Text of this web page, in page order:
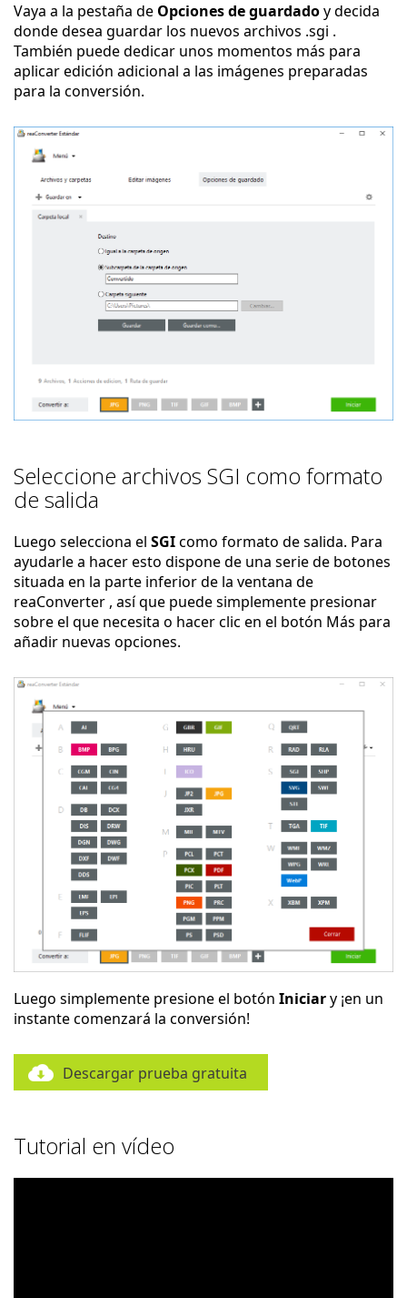
Vaya a la pestaña de Opciones de guardadoy decida
donde desea guardar los nuevos archivos .sgi .
También puede dedicar unos momentos más para
aplicar edición adicional a las imágenes preparadas
para la conversión.
Seleccione archivos SGI como formato
de salida
Luego selecciona el SGIcomo formato de salida. Para
ayudarle a hacer esto dispone de una serie de botones
situada en la parte inferior de la ventana de
reaConverter , así que puede simplemente presionar
sobre el que necesita o hacer clic en el botón Más para
añadir nuevas opciones.
Luego simplemente presione el botón Iniciary ¡en un
instante comenzará la conversión!
Descargar prueba gratuita
Tutorial en vídeo